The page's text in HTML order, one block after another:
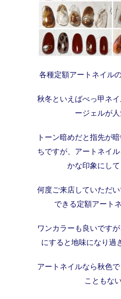
各種定額アートネイル
秋冬といえばべっ甲ネ
ージェルが人
トーン暗めだと指先が
ちですが、アートネイ
かな印象にして
何度ご来店していただ
できる定額アート
ワンカラーも良いです
にすると地味になり過
アートネイルなら秋色
こともな